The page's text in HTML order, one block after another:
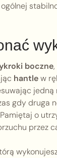
boczne
hantlew
gdy druga
o
przez